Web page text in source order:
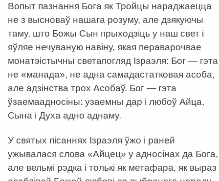
Вопыт пазнання Бога як Тройцы нараджаецца
не з высноваў нашага розуму, але дзякуючы
таму, што Божы Сын прыходзіць у наш свет і
яўляе нечуваную навіну, якая пераварочвае
монатэістычны светапогляд Ізраэля: Бог — гэта
не «манада», не адна самадастатковая асоба,
але адзінства трох Асобаў. Бог — гэта
ўзаемаадносіны: узаемны дар і любоў Айца,
Сына і Духа адно аднаму.
У святых пісаннях Ізраэля ўжо і раней
ужывалася слова «Айцец» у адносінах да Бога,
але вельмі рэдка і толькі як метафара, як выраз